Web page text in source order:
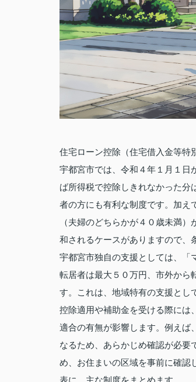
住宅ローン控除（住宅借入金等特
宇都宮市では、令和４年１月１日
ば所得税で控除しきれなかった分
者の方にも有利な制度です。加え
（夫婦のどちらかが４０歳未満
和されるケースがありますので、
宇都宮市独自の支援としては、「
転居者は最大５０万円、市外から
す。これは、地域特有の支援とし
控除適用や補助金を受ける際には
適合の有無が影響します。例えば
なるため、あらかじめ確認が必要
め、お住まいの区域を事前に確認
表に、主な制度をまとめます。